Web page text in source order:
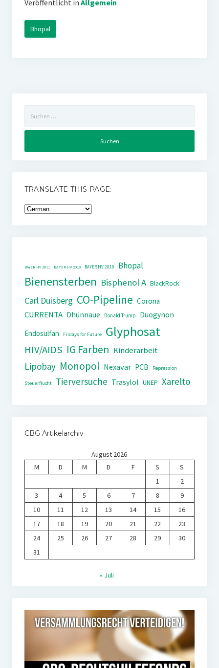
Veröffentlicht in Allgemein
Bhopal
nach:
TRANSLATE THIS PAGE:
BAYER HV 2011 BAYER HV 2018 BAYER HV 2019 Bhopal
Bienensterben Bisphenol A BlackRock
Carl Duisberg CO-Pipeline Corona
CURRENTA Dhünnaue Donald Trump
Duogynon
Endosulfan
Fridays for Future Glyphosat
HIV/AIDS IG Farben Kinderarbeit
Lipobay Monopol Nexavar PCB Repression
Steuerflucht Tierversuche Trasylol UNEP Xarelto
CBG Artikelarchiv
August 2026
M
D M D F S
S
1
2
3
4 5 6 7 8
9
10
11 12 13 14 15
16
17
18 19 20 21 22
23
24
25 26 27 28 29
30
31
« Juli